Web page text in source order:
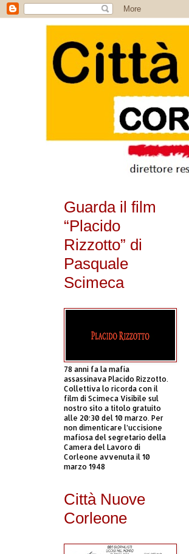
Guarda il film
“Placido
Rizzotto” di
Pasquale
Scimeca
78 anni fa la mafia
assassinava Placido Rizzotto.
Collettiva lo ricorda con il
film di Scimeca Visibile sul
nostro sito a titolo gratuito
alle 20:30 del 10 marzo. Per
non dimenticare l’uccisione
mafiosa del segretario della
Camera del Lavoro di
Corleone avvenuta il 10
marzo 1948
Città Nuove
Corleone